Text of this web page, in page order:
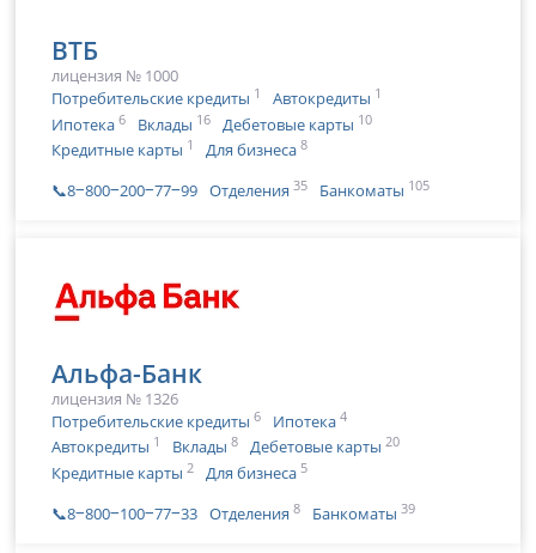
ВТБ
лицензия № 1000
Потребительские кредиты 1 Автокредиты 1
Ипотека 6 Вклады 16 Дебетовые карты 10
Кредитные карты 1 Для бизнеса 8
📞8‒800‒200‒77‒99 Отделения 35 Банкоматы 105
Альфа-Банк
лицензия № 1326
Потребительские кредиты 6 Ипотека 4
Автокредиты 1 Вклады 8 Дебетовые карты 20
Кредитные карты 2 Для бизнеса 5
📞8‒800‒100‒77‒33 Отделения 8 Банкоматы 39